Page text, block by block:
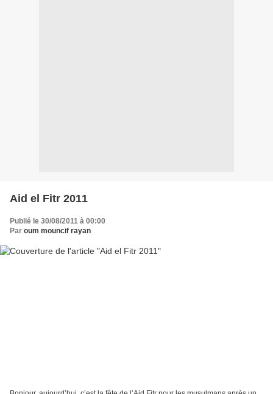
Aid el Fitr 2011
Publié le 30/08/2011 à 00:00
Par oum mouncif rayan